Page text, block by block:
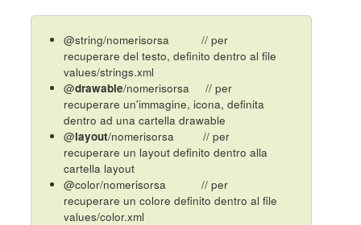
@string/nomerisorsa // per
recuperare del testo, definito dentro al file
values/strings.xml
@drawable/nomerisorsa // per
recuperare un'immagine, icona, definita
dentro ad una cartella drawable
@layout/nomerisorsa // per
recuperare un layout definito dentro alla
cartella layout
@color/nomerisorsa // per
recuperare un colore definito dentro al file
values/color.xml